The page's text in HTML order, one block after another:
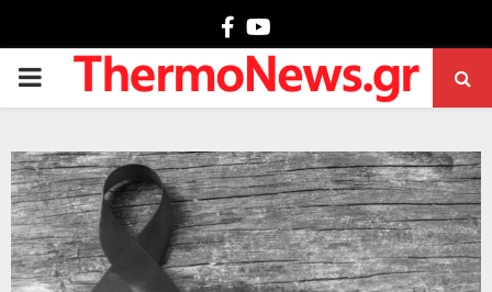
Facebook
PRIMARY